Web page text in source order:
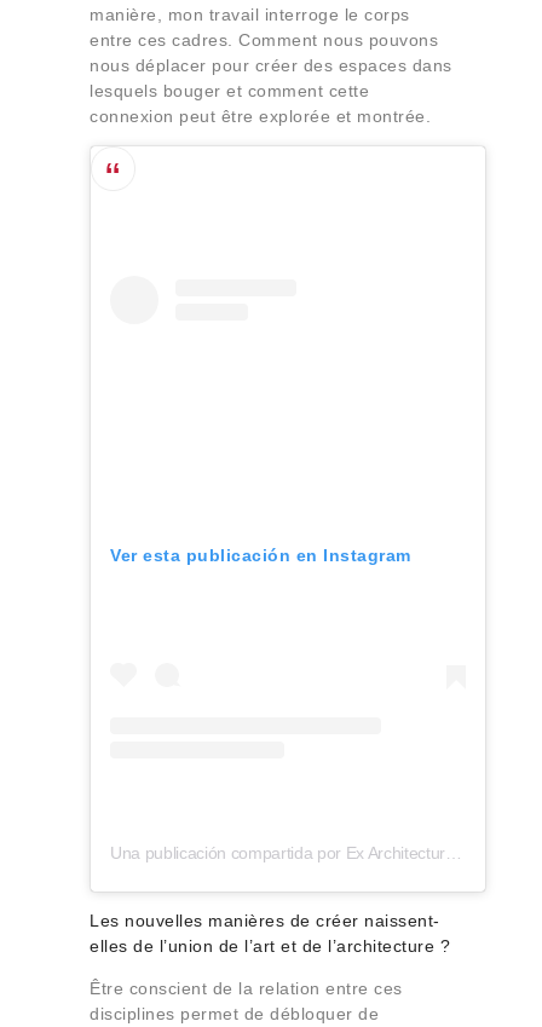
manière, mon travail interroge le corps
entre ces cadres. Comment nous pouvons
nous déplacer pour créer des espaces dans
lesquels bouger et comment cette
connexion peut être explorée et montrée.
Ver esta publicación en Instagram
Les nouvelles manières de créer naissent-
elles de l’union de l’art et de l’architecture ?
Être conscient de la relation entre ces
disciplines permet de débloquer de